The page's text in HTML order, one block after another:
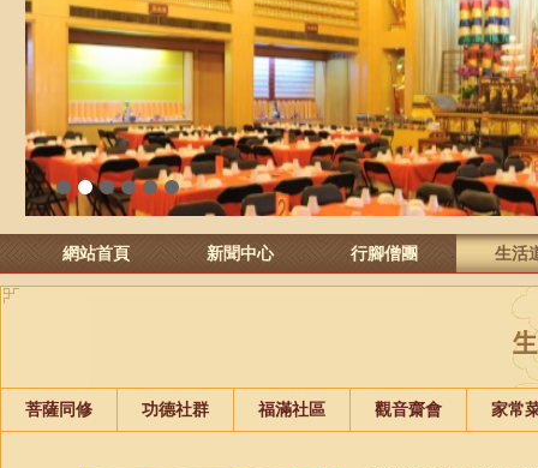
1 2 3 4 5 6
網站首頁 新聞中心 行腳僧團 生活
菩薩同修 功德社群 福滿社區 觀音齋會 家常